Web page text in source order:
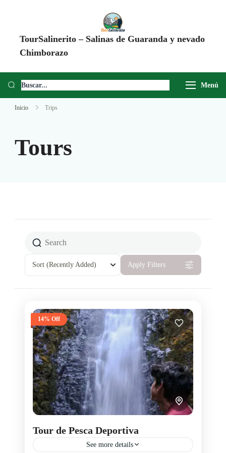
TourSalinerito – Salinas de Guaranda y nevado
Chimborazo
Chimborazo, Minas de Sal, Quesera El Salinerito, Chocolates El
Menú
Inicio Trips
Tours
Sort (Recently Added) Apply Filters
14% Off
Tour de Pesca Deportiva
See more details